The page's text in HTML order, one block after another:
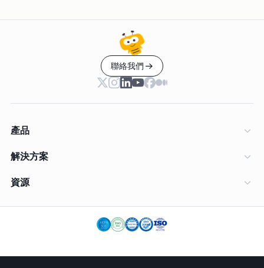
聯絡我們
產品
解決方案
資源